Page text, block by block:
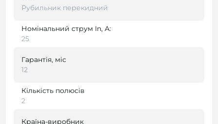
Рубильник перекидний
Номінальний струм In, А:
25
Гарантія, міс
12
Кількість полюсів
2
Країна-виробник